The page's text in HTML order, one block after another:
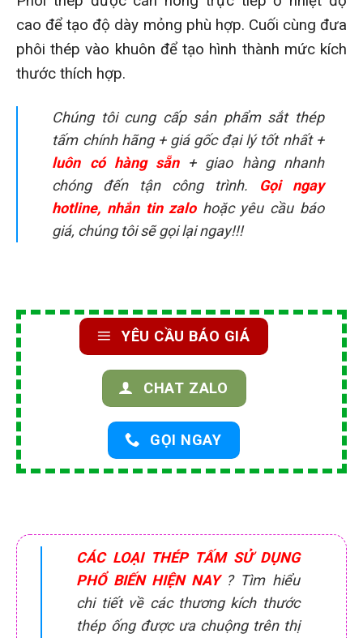
cao để tạo độ dày mỏng phù hợp. Cuối cùng đưa
phôi thép vào khuôn để tạo hình thành mức kích
thước thích hợp.
Chúng tôi cung cấp sản phẩm sắt thép
tấm chính hãng + giá gốc đại lý tốt nhất +
luôn có hàng sẵn+ giao hàng nhanh
chóng đến tận công trình.
Gọi ngay
hotline, nhắn tin zalohoặc yêu cầu báo
giá, chúng tôi sẽ gọi lại ngay!!!
YÊU CẦU BÁO GIÁ
CHAT ZALO
GỌI NGAY
CÁC LOẠI THÉP TẤM SỬ DỤNG
PHỔ BIẾN HIỆN NAY? Tìm hiểu
chi tiết về các thương kích thước
thép ống được ưa chuộng trên thị